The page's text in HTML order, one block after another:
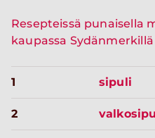
Resepteissä punaisella
kaupassa
1 sipuli
2